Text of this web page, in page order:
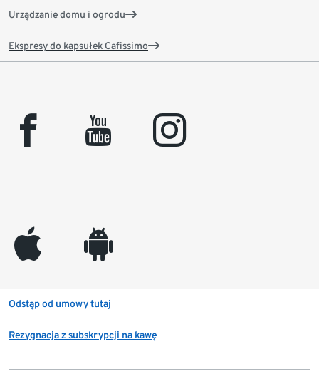
Urządzanie domu i ogrodu
Ekspresy do kapsułek Cafissimo
facebook youtube instagram
appleinc android
Odstąp od umowy tutaj
Rezygnacja z subskrypcji na kawę